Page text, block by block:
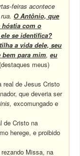
feiras acontece
O Antônio, que
com o
se identifica?
a vida dele, seu
bem para mim,eu
(destaques meus)
real de Jesus Cristo
que deveria ser
excomungado e
de Cristo na
herege, e proibido
Missa, na